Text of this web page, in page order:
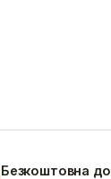
Безкоштовна